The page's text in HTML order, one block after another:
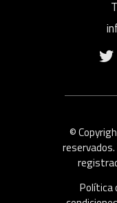
©
Política